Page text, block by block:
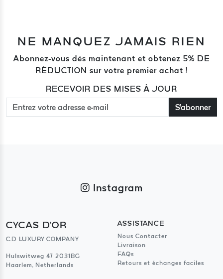
NE MANQUEZ JAMAIS RIEN
Abonnez-vous dès maintenant et obtenez 5% DE
RÉDUCTION sur votre premier achat !
RECEVOIR DES MISES À JOUR
S'abonner
Instagram
CYCAS D'OR
C.D LUXURY COMPANY
Hulswitweg 47 2031BG
Haarlem, Netherlands
ASSISTANCE
Nous Contacter
Livraison
FAQs
Retours et échanges faciles